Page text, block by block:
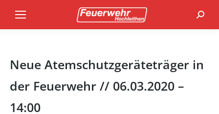
Neue Atemschutzgeräteträger in
der Feuerwehr // 06.03.2020 –
14:00